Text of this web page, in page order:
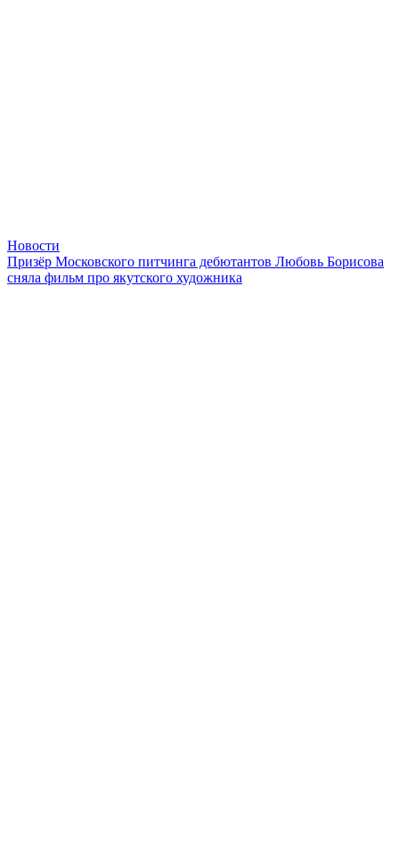
Новости
Призёр Московского питчинга дебютантов Любовь Борисова
сняла фильм про якутского художника